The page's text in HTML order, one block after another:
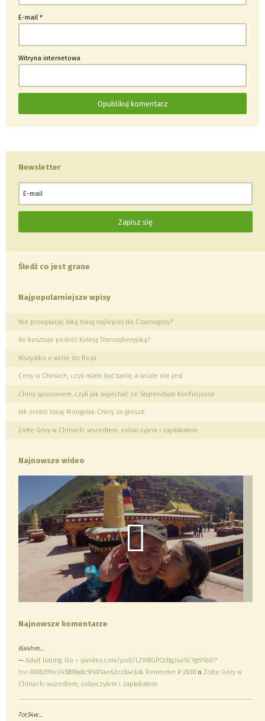
E-mail*
Witryna internetowa
Newsletter
Śledź co jest grane
Najpopularniejsze wpisy
Nie przepłacaj: Jaką trasą najlepiej do Czarnogóry?
Ile kosztuje podróż Koleją Transsyberyjską?
Wszystko o wizie do Rosji
Ceny w Chinach, czyli miało być tanio, a wcale nie jest
Chiny sponsorem, czyli jak wyjechać ze Stypendium Konfucjusza
Jak zrobić trasę Mongolia-Chiny za grosze
Żółte Góry w Chinach: wszedłem, zobaczyłem i zapłakałem
Najnowsze wideo
Najnowsze komentarze
i6x4hm…
—Adult Dating. Go > yandex.com/poll/LZW8GPQdJg3xe5C7gt95bD?
hs=3808299e245898a8c5f601ae62cc84cb& Reminder # 2838 oŻółte Góry w
Chinach: wszedłem, zobaczyłem i zapłakałem
7or34w…